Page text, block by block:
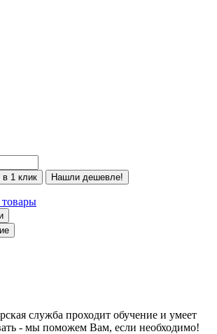
в 1 клик Нашли дешевле!
служба проходит обучение и умеет
- мы поможем Вам, если необходимо!